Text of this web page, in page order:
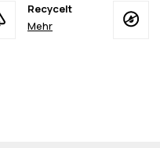
Recycelt
Mehr